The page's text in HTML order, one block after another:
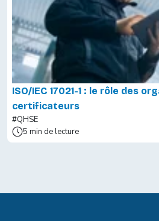
ISO/IEC 17021-1 : le rôle des
certificateurs
#QHSE
5 min de lecture